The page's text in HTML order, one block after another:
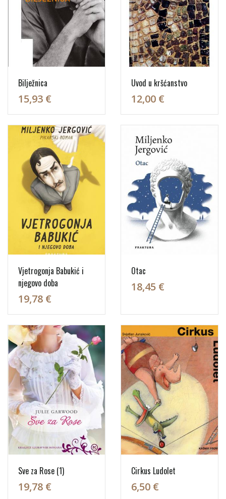
Bilježnica
15,93 €
Uvod u kršćanstvo
12,00 €
Vjetrogonja Babukić i
njegovo doba
19,78 €
Otac
18,45 €
Sve za Rose (1)
19,78 €
Cirkus Ludolet
6,50 €